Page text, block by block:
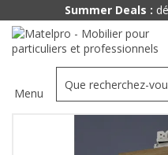
Menu
Summer Deals :